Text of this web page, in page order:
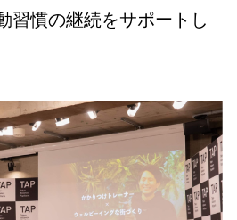
習慣の継続をサポートし